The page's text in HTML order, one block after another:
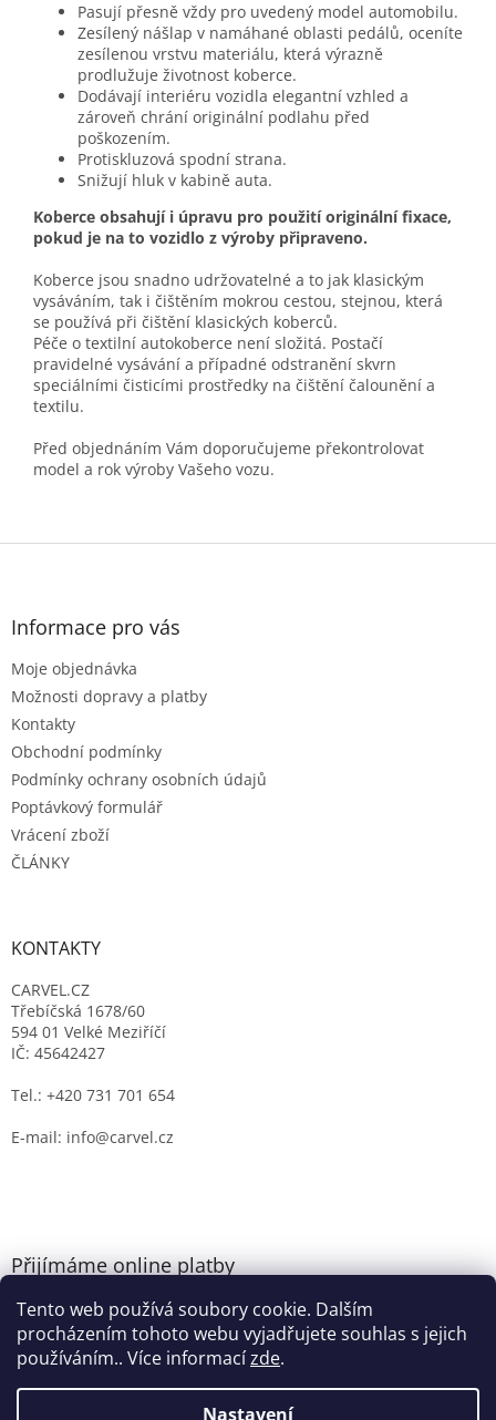
Tento web používá soubory cookie. Dalším
procházením tohoto webu vyjadřujete souhlas s jejich
používáním.. Více informacízde.
Nastavení
Pasují přesně vždy pro uvedený model automobilu.
Zesílený nášlap v namáhané oblasti pedálů, oceníte
zesílenou vrstvu materiálu, která výrazně
prodlužuje životnost koberce.
Dodávají interiéru vozidla elegantní vzhled a
zároveň chrání originální podlahu před
poškozením.
Protiskluzová spodní strana.
Snižují hluk v kabině auta.
Koberce obsahují i úpravu pro použití originální fixace,
pokud je na to vozidlo z výroby připraveno.
Koberce jsou snadno udržovatelné a to jak klasickým
vysáváním, tak i čištěním mokrou cestou, stejnou, která
se používá při čištění klasických koberců.
Péče o textilní autokoberce není složitá. Postačí
pravidelné vysávání a případné odstranění skvrn
speciálními čisticími prostředky na čištění čalounění a
textilu.
Před objednáním Vám doporučujeme překontrolovat
model a rok výroby Vašeho vozu.
Z
Informace pro vás
Moje objednávka
Možnosti dopravy a platby
Kontakty
Obchodní podmínky
Podmínky ochrany osobních údajů
Poptávkový formulář
Vrácení zboží
ČLÁNKY
KONTAKTY
CARVEL.CZ
Třebíčská 1678/60
594 01 Velké Meziříčí
IČ: 45642427
Tel.: +420 731 701 654
E-mail: info@carvel.cz
Přijímáme online platby